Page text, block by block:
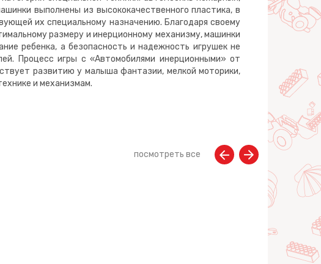
выполнены из высококачественного пластика, в
их специальному назначению. Благодаря своему
размеру и инерционному механизму, машинки
ребенка, а безопасность и надежность игрушек не
Процесс игры с «Автомобилями инерционными» от
развитию у малыша фантазии, мелкой моторики,
и механизмам.
посмотреть все